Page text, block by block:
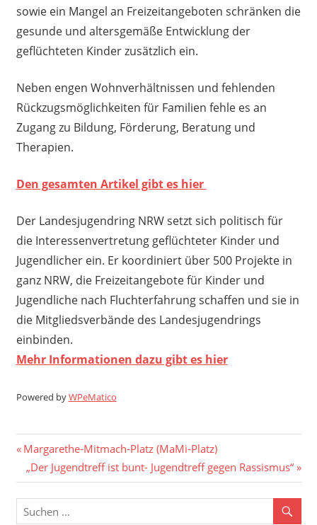
sowie ein Mangel an Freizeitangeboten schränken die
gesunde und altersgemäße Entwicklung der
geflüchteten Kinder zusätzlich ein.
Neben engen Wohnverhältnissen und fehlenden
Rückzugsmöglichkeiten für Familien fehle es an
Zugang zu Bildung, Förderung, Beratung und
Therapien.
Den gesamten Artikel gibt es hier
Der Landesjugendring NRW setzt sich politisch für
die Interessenvertretung geflüchteter Kinder und
Jugendlicher ein. Er koordiniert über 500 Projekte in
ganz NRW, die Freizeitangebote für Kinder und
Jugendliche nach Fluchterfahrung schaffen und sie in
die Mitgliedsverbände des Landesjugendrings
einbinden.
Mehr Informationen dazu gibt es hier
Powered byWPeMatico
Beitragsnavigation
Vorheriger
Beitrag:
Margarethe-Mitmach-Platz (MaMi-Platz)
Nächster
Beitrag:
„Der Jugendtreff ist bunt- Jugendtreff gegen Rassismus“